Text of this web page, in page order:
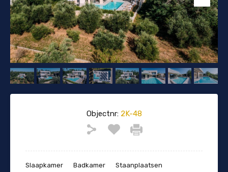
Objectnr:2K-48
Slaapkamer Badkamer Staanplaatsen